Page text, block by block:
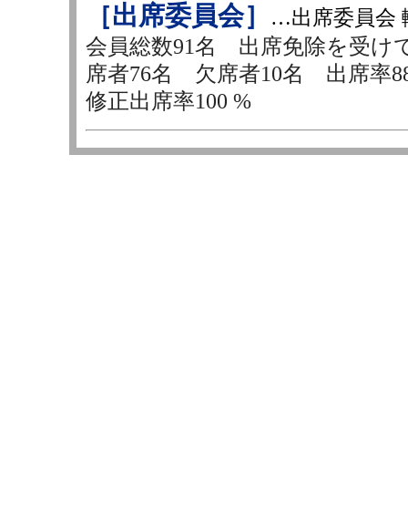
［出席委員会］
…出席委員会
会員総数91名 出席免除を受け
席者76名 欠席者10名 出席率
修正出席率100 %